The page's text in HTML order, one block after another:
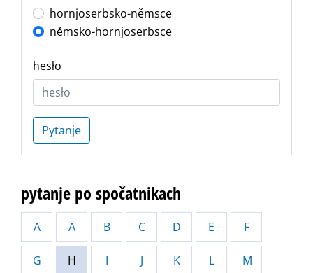
hornjoserbsko-němsce
němsko-hornjoserbsce
hesło
Pytanje
pytanje po spočatnikach
A Ä B C D E F
G H I J K L M